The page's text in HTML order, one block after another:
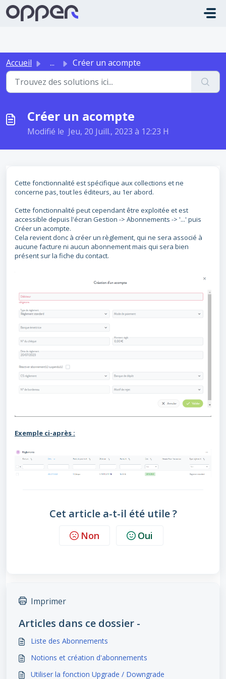
Passer au contenu principal
Accueil ... Créer un acompte
Créer un acompte
Modifié le Jeu, 20 Juill., 2023 à 12:23 H
Cette fonctionnalité est spécifique aux collections et ne
concerne pas, tout les éditeurs, au 1er abord.
Cette fonctionnalité peut cependant être exploitée et est
accessible depuis l'écran Gestion -> Abonnements -> '...' puis
Créer un acompte.
Cela revient donc à créer un règlement, qui ne sera associé à
aucune facture ni aucun abonnement mais qui sera bien
présent sur la fiche du contact.
Exemple ci-après :
Cet article a-t-il été utile ?
Non Oui
Imprimer
Articles dans ce dossier -
Liste des Abonnements
Notions et création d'abonnements
Utiliser la fonction Upgrade / Downgrade